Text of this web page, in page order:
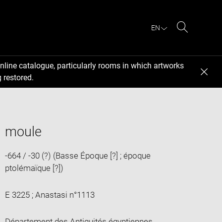
EN
catalogue, particularly rooms in which artworks
restored.
moule
-664 / -30 (?) (Basse Époque [?] ; époque
ptolémaïque [?])
E 3225 ; Anastasi n°1113